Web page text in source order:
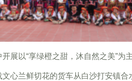
开展以“享绿橙之甜，沐自然之美”为
文心兰鲜切花的货车从白沙打安镇合